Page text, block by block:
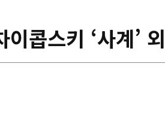
콥스키 ‘사계’ 외